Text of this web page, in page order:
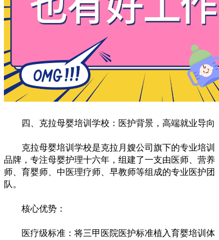
四、克拉母婴培训学校：医护背景，高端就业导向
克拉母婴培训学校是克拉月嫂公司旗下的专业培训
品牌，专注母婴护理十六年，组建了一支由医师、营养
师、育婴师、中医理疗师、早教师等组成的专业医护团
队。
核心优势：
医疗级标准：将三甲医院医护标准植入育婴培训体